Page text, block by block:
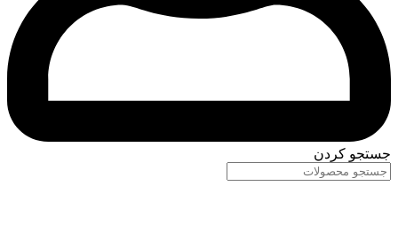
جستجو کردن